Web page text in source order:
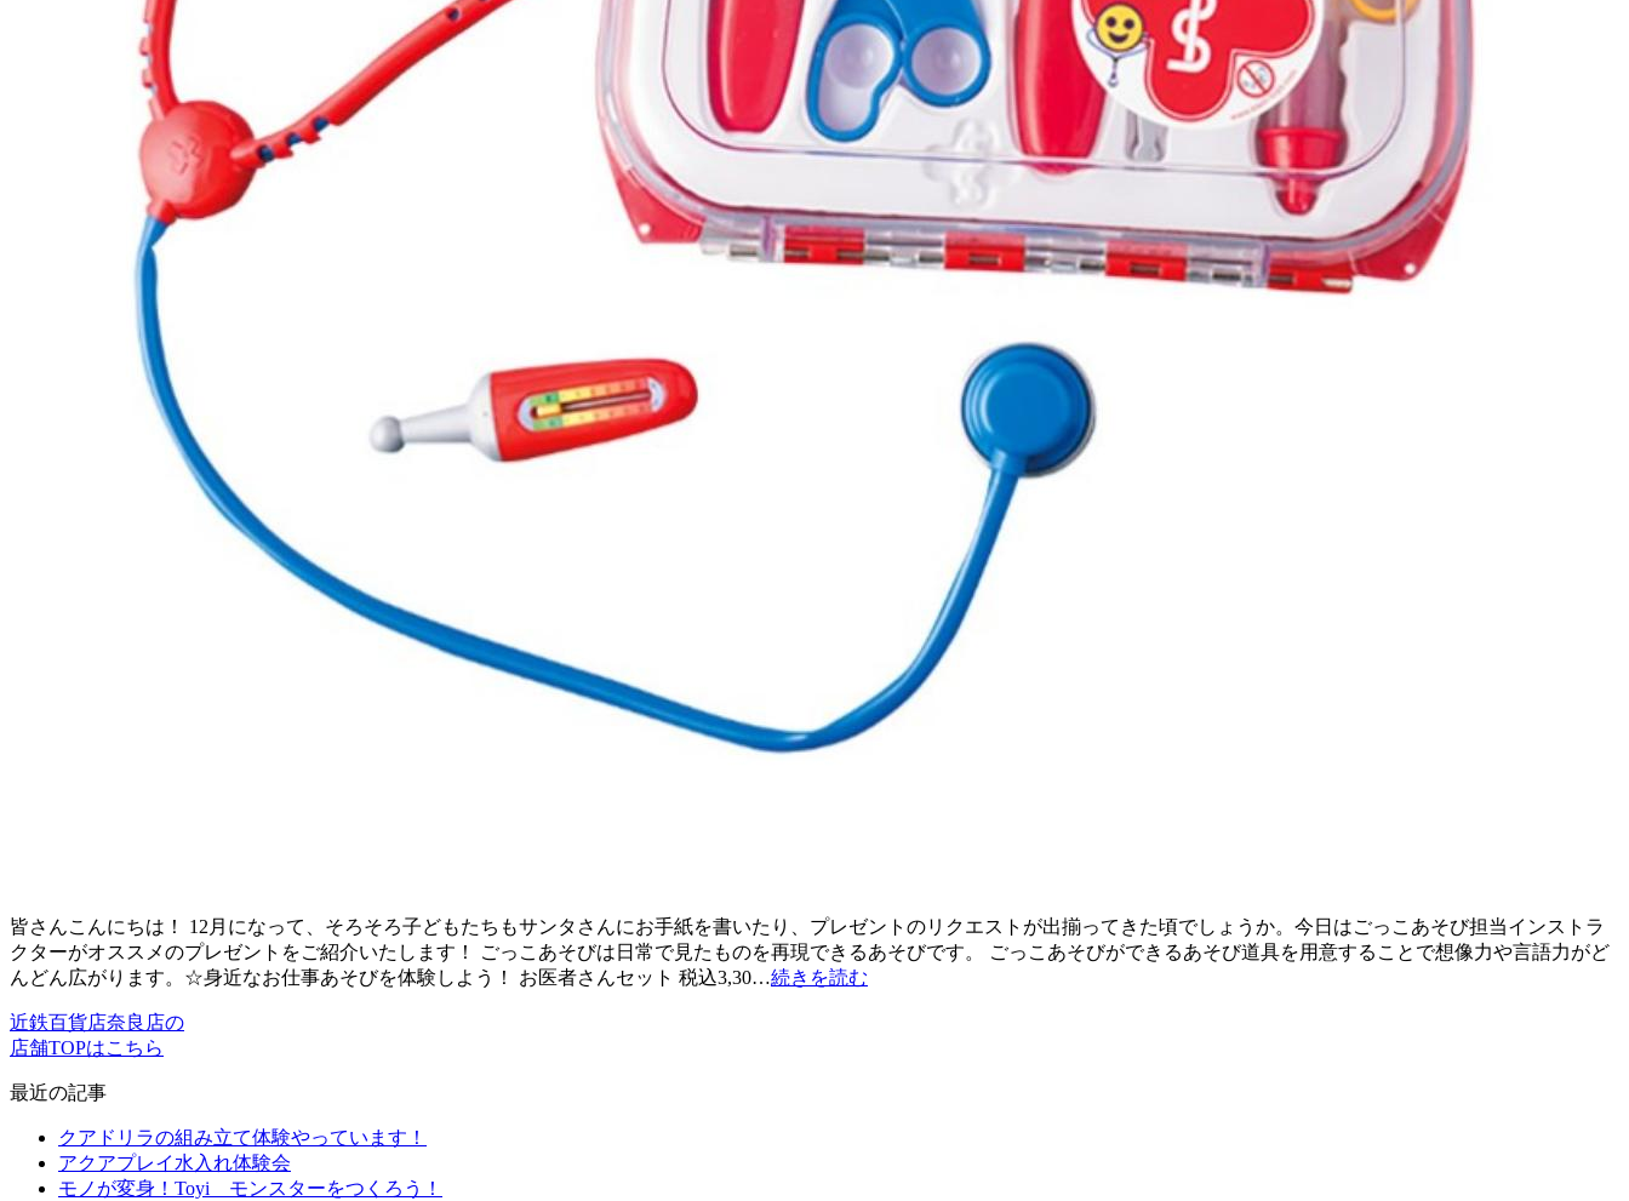
皆さんこんにちは！ 12月になって、そろそろ子どもたちもサンタさんにお手紙を書いたり、プレゼントのリクエストが出揃ってきた頃でしょうか。今日はごっこあそび担当インストラ
クターがオススメのプレゼントをご紹介いたします！ ごっこあそびは日常で見たものを再現できるあそびです。 ごっこあそびができるあそび道具を用意することで想像力や言語力がど
んどん広がります。☆身近なお仕事あそびを体験しよう！ お医者さんセット 税込3,30…続きを読む
近鉄百貨店奈良店の
店舗TOPはこちら
最近の記事
クアドリラの組み立て体験やっています！
アクアプレイ水入れ体験会
モノが変身！Toyi モンスターをつくろう！